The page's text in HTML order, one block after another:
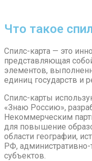
Что такое
Спилс-карта — это
представляющая
элементов,
единиц государств и
Спилс-карты
«Знаю Россию»,
Некоммерческим
для повышение
области географии,
РФ, административно-
субъектов.